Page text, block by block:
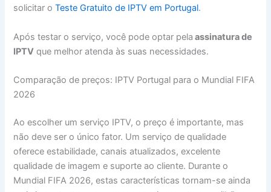
solicitar oTeste Gratuito de IPTV em Portugal.
Após testar o serviço, você pode optar pela assinatura de
IPTV que melhor atenda às suas necessidades.
Comparação de preços: IPTV Portugal para o Mundial FIFA
2026
Ao escolher um serviço IPTV, o preço é importante, mas
não deve ser o único fator. Um serviço de qualidade
oferece estabilidade, canais atualizados, excelente
qualidade de imagem e suporte ao cliente. Durante o
Mundial FIFA 2026, estas características tornam-se ainda